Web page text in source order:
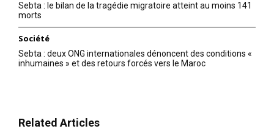
Sebta : le bilan de la tragédie migratoire atteint au moins 141
morts
Société
Sebta : deux ONG internationales dénoncent des conditions «
inhumaines » et des retours forcés vers le Maroc
Related Articles